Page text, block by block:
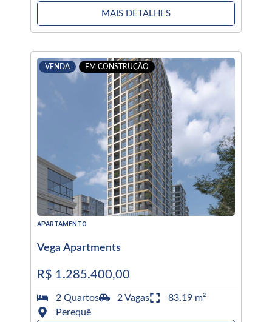
MAIS DETALHES
APARTAMENTO
Vega Apartments
R$ 1.285.400,00
2 Quartos 2 Vagas
83.19 m²
Perequê
VENDA EM CONSTRUÇÃO